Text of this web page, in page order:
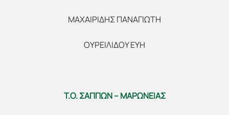
ΜΑΧΑΙΡΙΔΗΣ ΠΑΝΑΓΙΩΤΗ
ΟΥΡΕΙΛΙΔΟΥ ΕΥΗ
Τ.Ο. ΣΑΠΠΩΝ – ΜΑΡΩΝΕΙΑΣ